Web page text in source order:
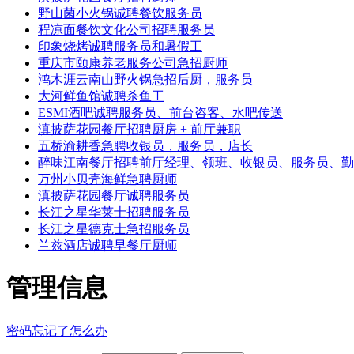
野山菌小火锅诚聘餐饮服务员
程凉面餐饮文化公司招聘服务员
印象烧烤诚聘服务员和暑假工
重庆市颐康养老服务公司急招厨师
鸿木涯云南山野火锅急招后厨，服务员
大河鲜鱼馆诚聘杀鱼工
ESMI酒吧诚聘服务员、前台咨客、水吧传送
滇披萨花园餐厅招聘厨房 + 前厅兼职
五桥渝耕香急聘收银员，服务员，店长
醉味江南餐厅招聘前厅经理、领班、收银员、服务员、
万州小贝壳海鲜急聘厨师
滇披萨花园餐厅诚聘服务员
长江之星华莱士招聘服务员
长江之星德克士急招服务员
兰兹酒店诚聘早餐厅厨师
管理信息
密码忘记了怎么办